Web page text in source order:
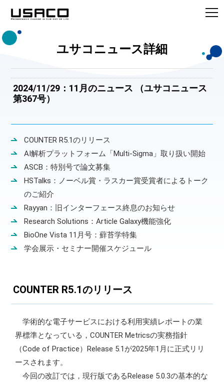
ユサコニュース詳細
2024/11/29：11月のニュース （ユサコニュース
第367号）
COUNTER R5.1のリリース
AI解析プラットフォーム「Multi-Sigma」取り扱い開始
ASCB：特別号で論文募集
HSTalks：ノーベル賞・ラスカー賞受賞者によるトーク
のご紹介
Rayyan：旧インターフェース終息のお知らせ
Research Solutions：Article Galaxy機能強化
BioOne Vista 11月号：蘚苔学特集
学会展示・セミナー開催スケジュール
COUNTER R5.1のリリース
学術的な電子サービスにおける利用実績レポートの業
界標準となっている，COUNTER Metricsの実務指針
（Code of Practice）Release 5.1が2025年1月に正式リリ
ースされます。
今回の改訂では，現行版であるRelease 5.0.3の基本的な